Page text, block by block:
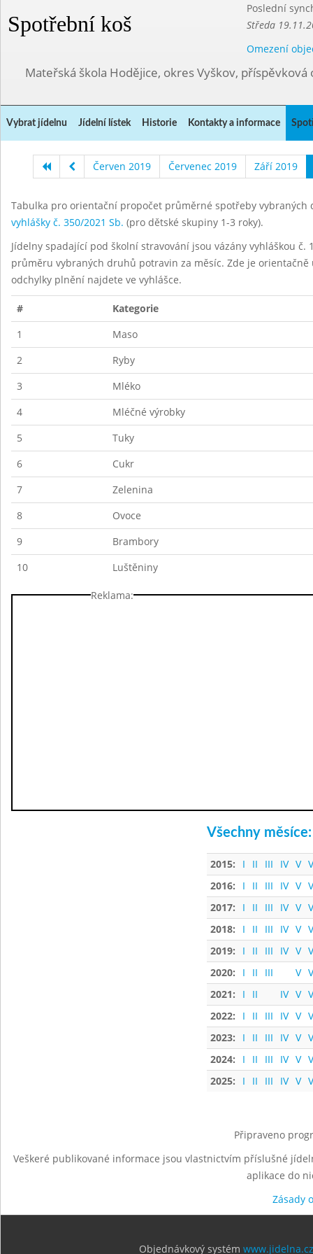
Spotřební koš
Poslední
Středa
Omezení
Mateřská škola Hodějice, okres Vyškov, příspěvková
Vybrat jídelnu Jídelní lístek Historie Kontakty a informace
Červen 2019 Červenec 2019 Září 2019
Tabulka pro orientační propočet průměrné spotřeby
vyhlášky č. 350/2021 Sb. (pro dětské skupiny 1-3 roky).
Jídelny spadající pod školní stravování jsou vázány vyhláškou
průměru vybraných druhů potravin za měsíc. Zde je
odchylky plnění najdete ve vyhlášce.
#
Kategorie
1
Maso
2
Ryby
3
Mléko
4
Mléčné výrobky
5
Tuky
6
Cukr
7
Zelenina
8
Ovoce
9
Brambory
10
Luštěniny
Reklama:
Všechny měsíce:
2015: I II III IV V
2016:
I II III IV V
2017:
I II III IV V
2018:
I II III IV V
2019:
I II III IV V
2020:
I II III V
2021:
I II IV V
2022:
I II III IV V
2023:
I II III IV V
2024:
I II III IV V
2025:
I II III IV V
Připraveno
Veškeré publikované informace jsou vlastnictvím příslušné
aplikace do
Zásady
Objednávkový systém www.jidelna.cz